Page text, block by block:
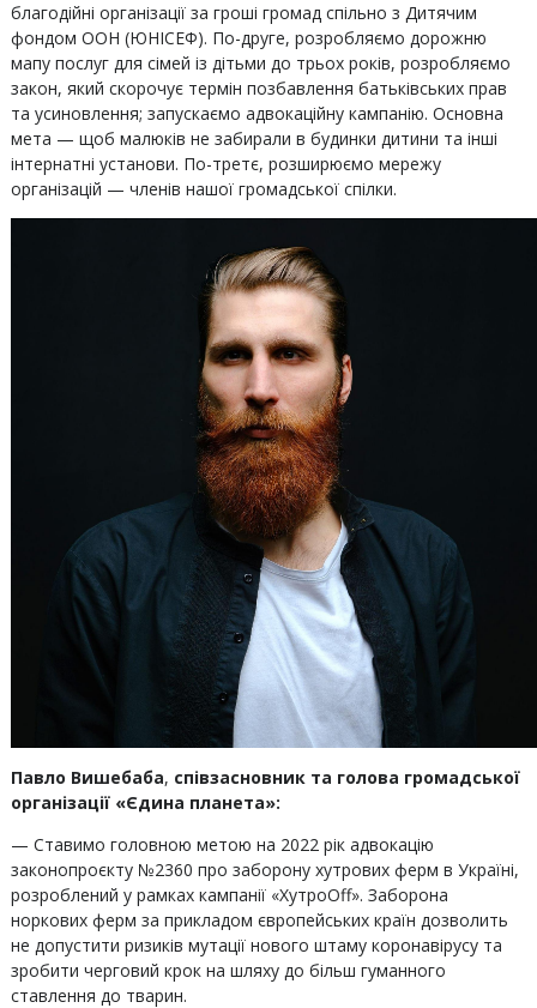
благодійні організації за гроші громад спільно з Дитячим
фондом ООН (ЮНІСЕФ). По-друге, розробляємо дорожню
мапу послуг для сімей із дітьми до трьох років, розробляємо
закон, який скорочує термін позбавлення батьківських прав
та усиновлення; запускаємо адвокаційну кампанію. Основна
мета — щоб малюків не забирали в будинки дитини та інші
інтернатні установи. По-третє, розширюємо мережу
організацій — членів нашої громадської спілки.
Павло Вишебаба, співзасновник та голова громадської
організації «Єдина планета»:
— Ставимо головною метою на 2022 рік адвокацію
законопроєкту №2360 про заборону хутрових ферм в Україні,
розроблений у рамках кампанії «ХутроOff». Заборона
норкових ферм за прикладом європейських країн дозволить
не допустити ризиків мутації нового штаму коронавірусу та
зробити черговий крок на шляху до більш гуманного
ставлення до тварин.